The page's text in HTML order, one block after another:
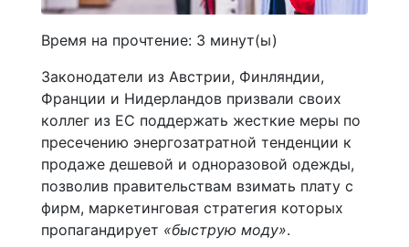
Время на прочтение: 3 минут(ы)
Законодатели из Австрии, Финляндии,
Франции и Нидерландов призвали своих
коллег из ЕС поддержать жесткие меры по
пресечению энергозатратной тенденции к
продаже дешевой и одноразовой одежды,
позволив правительствам взимать плату с
фирм, маркетинговая стратегия которых
пропагандирует «быструю моду».